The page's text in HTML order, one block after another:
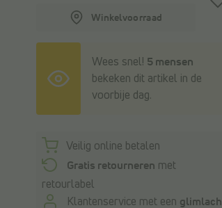
Winkelvoorraad
Wees snel! 5 mensen
bekeken dit artikel in de
voorbije dag.
Veilig online betalen
Gratis retourneren met
retourlabel
Klantenservice met een glimlach